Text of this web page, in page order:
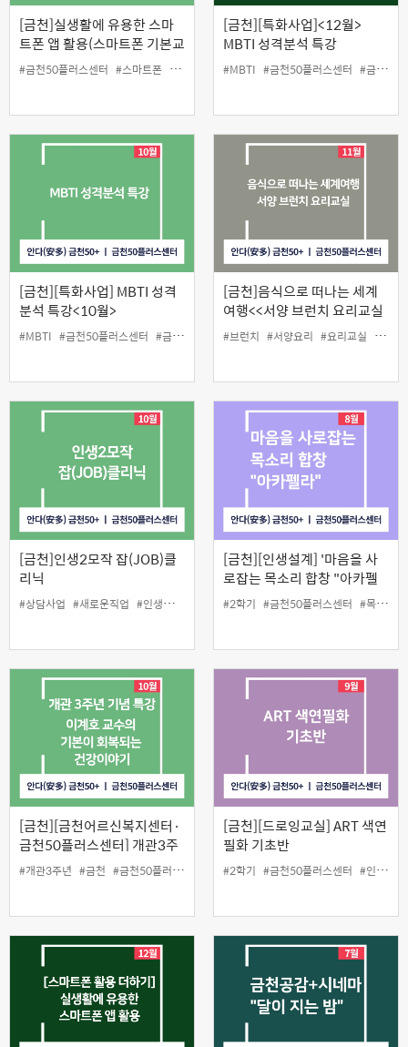
[금천]실생활에 유용한 스마
트폰 앱 활용(스마트폰 기본교
실)
#금천50플러스센터 #스마트폰 #앱활용 #인생설계
[금천][특화사업]<12월>
MBTI 성격분석 특강
#MBTI #금천50플러스센터 #금천구
[금천][특화사업] MBTI 성격
분석 특강<10월>
#MBTI #금천50플러스센터 #금천구 #당사자지원사업 #성격분석 #인생설계사업
[금천]음식으로 떠나는 세계
여행<<서양 브런치 요리교실
>>
#브런치 #서양요리 #요리교실 #인생
[금천]인생2모작 잡(JOB)클
리닉
#상담사업 #새로운직업 #인생설계 #제2의 인생
[금천][인생설계] '마음을 사
로잡는 목소리 합창 "아카펠
라"'
#2학기 #금천50플러스센터 #목소리
[금천][금천어르신복지센터·
금천50플러스센터] 개관3주
년 기념 특강 '이계호 교수의
기본이 회복되는 건강이야기'
#개관3주년 #금천 #금천50플러스센터
[금천][드로잉교실] ART 색연
필화 기초반
#2학기 #금천50플러스센터 #인생설계